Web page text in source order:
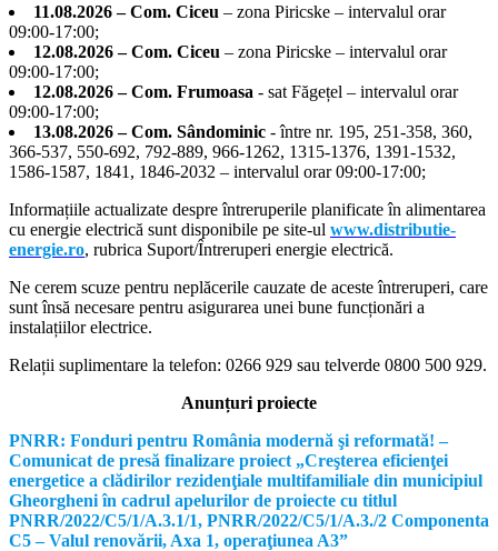
11.08.2026 – Com. Ciceu – zona Piricske – intervalul orar
09:00-17:00;
12.08.2026 – Com. Ciceu – zona Piricske – intervalul orar
09:00-17:00;
12.08.2026 – Com. Frumoasa - sat Făgețel – intervalul orar
09:00-17:00;
13.08.2026 – Com. Sândominic - între nr. 195, 251-358, 360,
366-537, 550-692, 792-889, 966-1262, 1315-1376, 1391-1532,
1586-1587, 1841, 1846-2032 – intervalul orar 09:00-17:00;
Informațiile actualizate despre întreruperile planificate în alimentarea
cu energie electrică sunt disponibile pe site-ul www.distributie-
energie.ro, rubrica Suport/Întreruperi energie electrică.
Ne cerem scuze pentru neplăcerile cauzate de aceste întreruperi, care
sunt însă necesare pentru asigurarea unei bune funcționări a
instalațiilor electrice.
Relații suplimentare la telefon: 0266 929 sau telverde 0800 500 929.
Anunțuri proiecte
PNRR: Fonduri pentru România modernă şi reformată! –
Comunicat de presă finalizare proiect „Creşterea eficienţei
energetice a clădirilor rezidenţiale multifamiliale din municipiul
Gheorgheni în cadrul apelurilor de proiecte cu titlul
PNRR/2022/C5/1/A.3.1/1, PNRR/2022/C5/1/A.3./2 Componenta
C5 – Valul renovării, Axa 1, operaţiunea A3”